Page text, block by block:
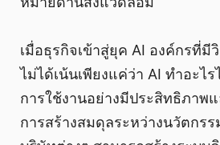
เมื่อธุรกิจเข้าสู่ยุค AI องค์กรที่มี
ไม่ได้เน้นเพียงแค่ว่า AI ทำอะไ
การใช้งานอย่างมีประสิทธิภาพ
การสร้างสมดุลระหว่างนวัตกร